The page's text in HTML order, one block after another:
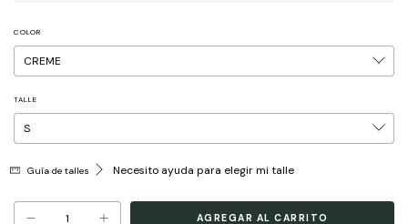
COLOR
TALLE
Guía de talles Necesito ayuda para elegir mi talle